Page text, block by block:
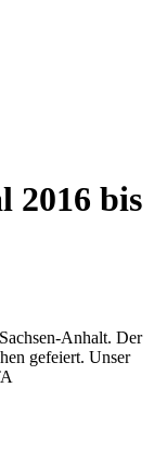
2016 bis
Anhalt. Der
gefeiert. Unser